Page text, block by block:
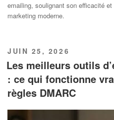
emailing, soulignant son efficacité
marketing moderne.
PUBLIÉ
LE
JUIN 25, 2026
Les meilleurs outils
: ce qui fonctionne
règles DMARC